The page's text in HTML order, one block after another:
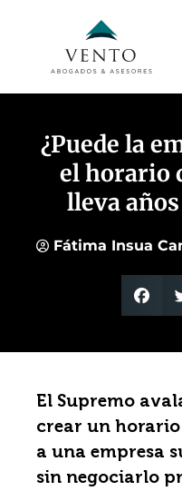
¿Puede la
el horario
lleva
Fátima Insua
El Supremo
crear un
a una empresa
sin negociarlo